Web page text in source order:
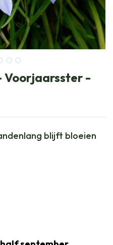
Voorjaarsster -
blijft bloeien